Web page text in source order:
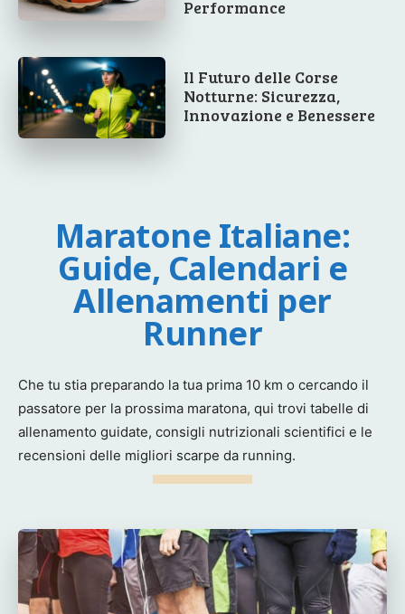
Performance
Il Futuro delle Corse
Notturne: Sicurezza,
Innovazione e Benessere
Maratone Italiane:
Guide, Calendari e
Allenamenti per
Runner
Che tu stia preparando la tua prima 10 km o cercando il
passatore per la prossima maratona, qui trovi tabelle di
allenamento guidate, consigli nutrizionali scientifici e le
recensioni delle migliori scarpe da running.